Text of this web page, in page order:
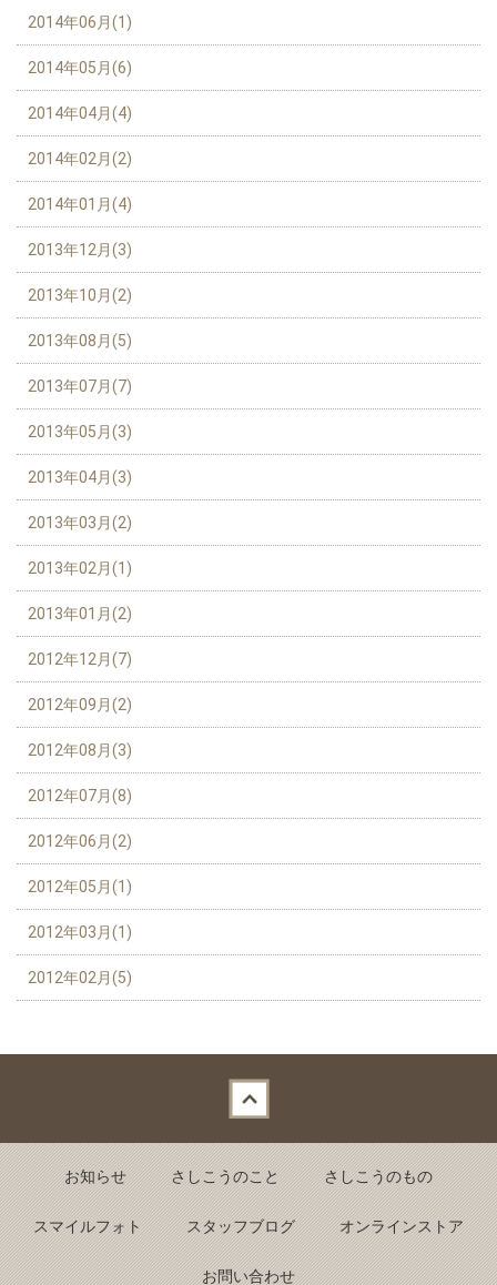
2014年06月(1)
2014年05月(6)
2014年04月(4)
2014年02月(2)
2014年01月(4)
2013年12月(3)
2013年10月(2)
2013年08月(5)
2013年07月(7)
2013年05月(3)
2013年04月(3)
2013年03月(2)
2013年02月(1)
2013年01月(2)
2012年12月(7)
2012年09月(2)
2012年08月(3)
2012年07月(8)
2012年06月(2)
2012年05月(1)
2012年03月(1)
2012年02月(5)
お知らせ さしこうのこと さしこうのもの
スマイルフォト スタッフブログ オンラインストア
お問い合わせ
Back to top